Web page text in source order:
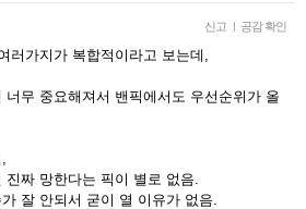
신고 | 공감 확인
러가지가 복합적이라고 보는데,
무 중요해져서 밴픽에서도 우선순위가 올
진짜 망한다는 픽이 별로 없음.
잘 안되서 굳이 열 이유가 없음.